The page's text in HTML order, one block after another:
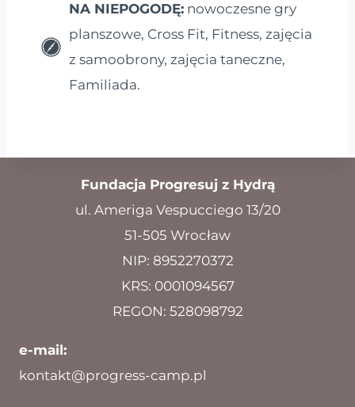
NA NIEPOGODĘ: nowoczesne gry
planszowe, Cross Fit, Fitness, zajęcia
z samoobrony, zajęcia taneczne,
Familiada.
Fundacja Progresuj z Hydrą
ul. Ameriga Vespucciego 13/20
51-505 Wrocław
NIP: 8952270372
KRS: 0001094567
REGON: 528098792
e-mail:
kontakt@progress-camp.pl